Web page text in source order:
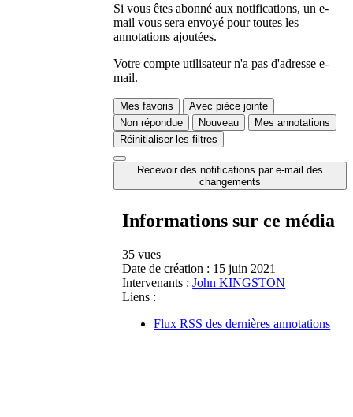
Si vous êtes abonné aux notifications, un e-
mail vous sera envoyé pour toutes les
annotations ajoutées.
Votre compte utilisateur n'a pas d'adresse e-
mail.
Mes favoris
Avec pièce jointe
Non répondue
Nouveau
Mes annotations
Réinitialiser les filtres
Recevoir des notifications par e-mail des
changements
Informations sur ce média
35 vues
Date de création : 15 juin 2021
Intervenants : John KINGSTON
Liens :
Flux RSS des dernières annotations